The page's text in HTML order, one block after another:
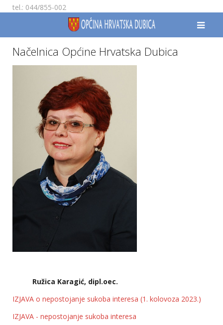
tel.: 044/855-002
Načelnica Općine Hrvatska Dubica
Ružica Karagić, dipl.oec.
IZJAVA o nepostojanje sukoba interesa (1. kolovoza 2023.)
IZJAVA - nepostojanje sukoba interesa